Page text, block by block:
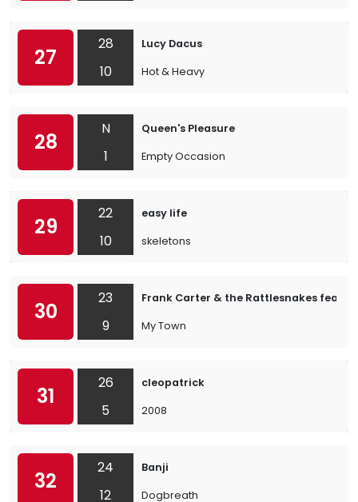
27
28
10
Lucy Dacus
Hot & Heavy
28
N
1
Queen's Pleasure
Empty Occasion
29
22
10
easy life
skeletons
30
23
9
Frank Carter & the Rattlesnakes feat.
My Town
31
26
5
cleopatrick
2008
32
24
12
Banji
Dogbreath